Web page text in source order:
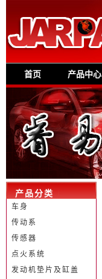
首页 产品中心
产品分类
车身
传动系
传感器
点火系统
发动机垫片及缸盖